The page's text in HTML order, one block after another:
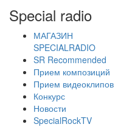
Special radio
МАГАЗИН
SPECIALRADIO
SR Recommended
Прием композиций
Прием видеоклипов
Конкурс
Новости
SpecialRockTV